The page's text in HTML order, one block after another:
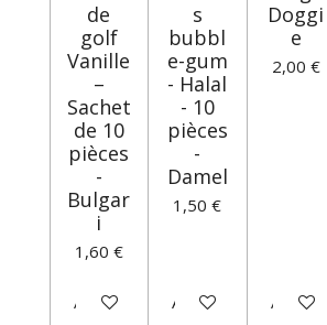
de
golf
Vanille
–
Sachet
de 10
pièces
-
Bulgar
i
1,60 €
Ajouter au panier
s
bubbl
e-gum
- Halal
- 10
pièces
-
Damel
1,50 €
Ajouter au panier
Doggi
e
2,00 €